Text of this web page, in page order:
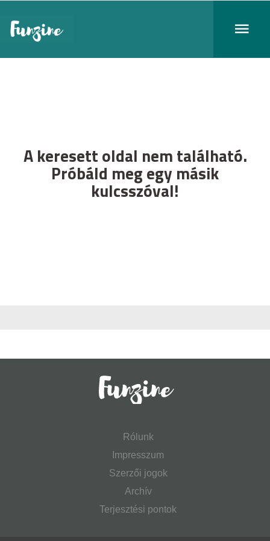
A keresett oldal nem található.
Próbáld meg egy másik
kulcsszóval!
Rólunk
Impresszum
Szerzői jogok
Archív
Terjesztési pontok